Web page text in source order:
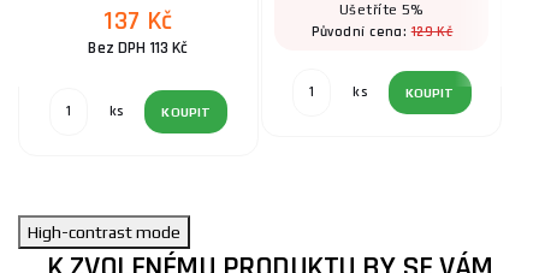
137 Kč
Bez DPH 113 Kč
ks KOUPIT
Ušetříte 5%
Původní cena:129 Kč
ks KOUPIT
High-contrast mode